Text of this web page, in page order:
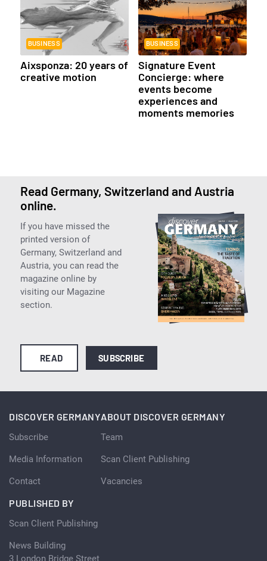
BUSINESS
Aixsponza: 20 years of
creative motion
BUSINESS
Signature Event
Concierge: where
events become
experiences and
moments memories
Read Germany, Switzerland and Austria
online.
If you have missed the
printed version of
Germany, Switzerland and
Austria, you can read the
magazine online by
visiting our Magazine
section.
READ SUBSCRIBE
DISCOVER GERMANY
Subscribe
Media Information
Contact
ABOUT DISCOVER GERMANY
Team
Scan Client Publishing
Vacancies
PUBLISHED BY
Scan Client Publishing
News Building
3 London Bridge Street